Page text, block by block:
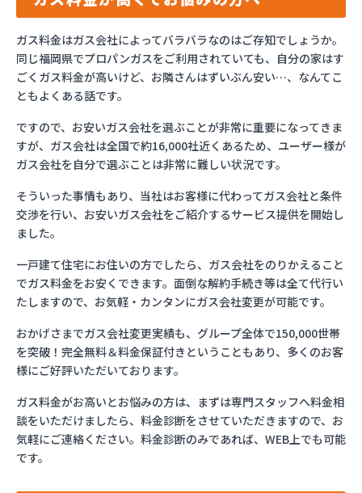
ガス料金はガス会社によってバラバラなのはご存知でしょうか。
同じ福岡県でプロパンガスをご利用されていても、自分の家はす
ごくガス料金が高いけど、お隣さんはずいぶん安い…、なんてこ
ともよくある話です。
ですので、お安いガス会社を選ぶことが非常に重要になってきま
すが、ガス会社は全国で約16,000社近くあるため、ユーザー様が
ガス会社を自分で選ぶことは非常に難しい状況です。
そういった事情もあり、当社はお客様に代わってガス会社と条件
交渉を行い、お安いガス会社をご紹介するサービス提供を開始し
ました。
一戸建て住宅にお住いの方でしたら、ガス会社をのりかえること
でガス料金をお安くできます。面倒な解約手続き等は全て代行い
たしますので、お気軽・カンタンにガス会社変更が可能です。
おかげさまでガス会社変更実績も、グループ全体で150,000世帯
を突破！完全無料＆料金保証付きということもあり、多くのお客
様にご好評いただいております。
ガス料金がお高いとお悩みの方は、まずは専門スタッフへ料金相
談をいただけましたら、料金診断をさせていただきますので、お
気軽にご連絡ください。料金診断のみであれば、WEB上でも可能
です。